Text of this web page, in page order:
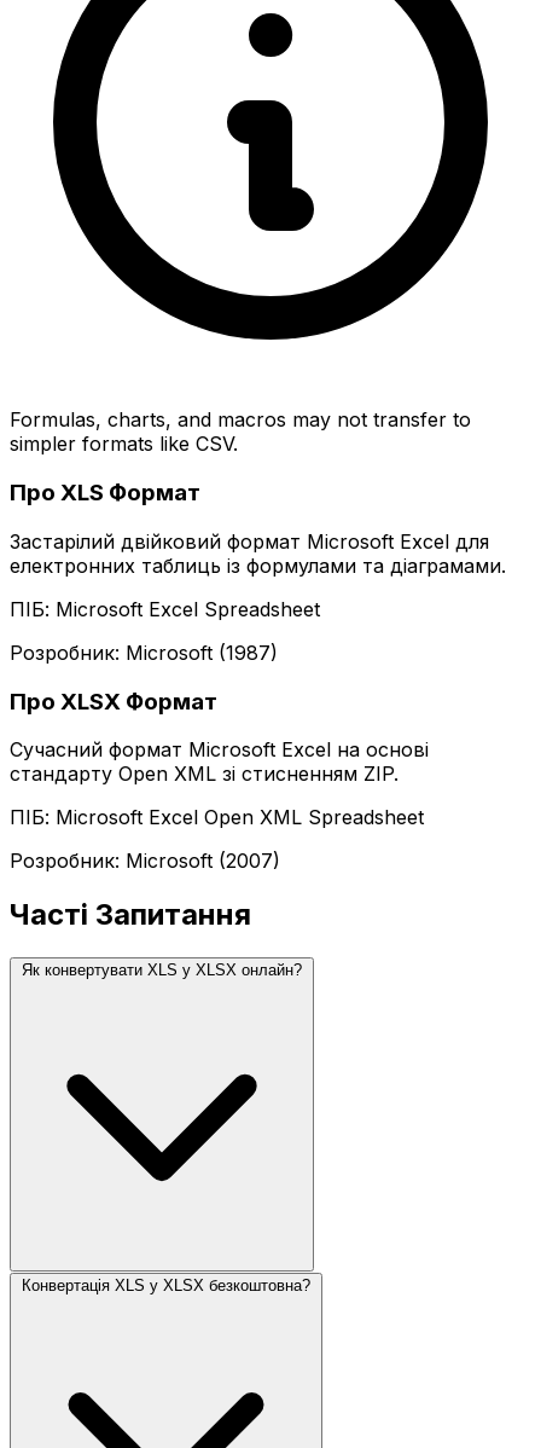
Formulas, charts, and macros may not transfer to
simpler formats like CSV.
Про XLS Формат
Застарілий двійковий формат Microsoft Excel для
електронних таблиць із формулами та діаграмами.
ПІБ: Microsoft Excel Spreadsheet
Розробник: Microsoft (1987)
Про XLSX Формат
Сучасний формат Microsoft Excel на основі
стандарту Open XML зі стисненням ZIP.
ПІБ: Microsoft Excel Open XML Spreadsheet
Розробник: Microsoft (2007)
Часті Запитання
Як конвертувати XLS у XLSX онлайн?
Конвертація XLS у XLSX безкоштовна?